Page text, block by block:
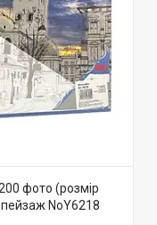
фото (розмір
NoY6218